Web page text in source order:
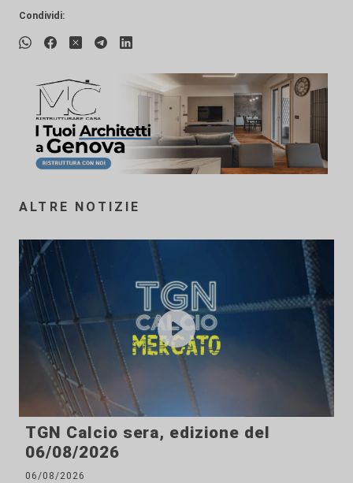
Condividi:
ALTRE NOTIZIE
TGN Calcio sera, edizione del
06/08/2026
06/08/2026